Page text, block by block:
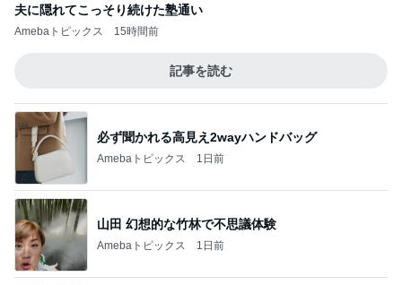
夫に隠れてこっそり続けた塾通い
Amebaトピックス 15時間前
記事を読む
必ず聞かれる高見え2wayハンドバッグ
Amebaトピックス 1日前
山田 幻想的な竹林で不思議体験
Amebaトピックス 1日前